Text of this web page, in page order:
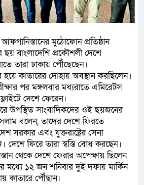
ফিলিপাইনের দক্ষিণ উপকূলে ৬.৩
আগস্টের শেষ সপ্তাহে খুলছে
উপদেষ্টা
আফগানিস্তানের মুঠোফোন প্রতিষ্ঠান
বাংলাদেশি প্রকৌশলী দেশে
তারা ঢাকায় পৌঁছেছেন।
কাতারের দোহায় অবস্থান করছিলেন।
পর মঙ্গলবার মধ্যরাতে এমিরেটস
দেশে ফেরেন।
উপস্থিত সাংবাদিকদের ওই ছয়জনের
বলেন, তাদের দেশে ফিরতে
সরকার এবং যুক্তরাষ্ট্রের সেনা
দেশে ফিরে তারা স্বস্তি বোধ করছেন।
থেকে দেশে ফেরার অপেক্ষায় ছিলেন
মধ্যে ১২ জন শনিবার দুই দফায় মার্কিন
কাতারে পৌঁছান।